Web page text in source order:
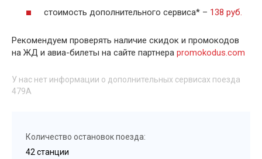
стоимость дополнительного сервиса* – 138 руб.
Рекомендуем проверять наличие скидок и промокодов
на ЖД и авиа-билеты на сайте партнера promokodus.com
У нас нет информации о дополнительных сервисах поезда
479А
Количество остановок поезда:
42 станции